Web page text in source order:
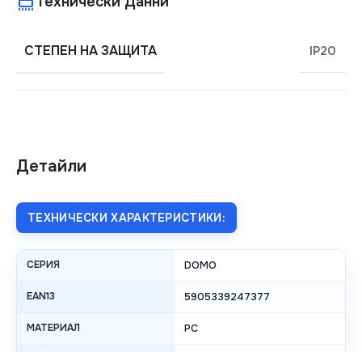
Детайли
ТЕХНИЧЕСКИ ХАРАКТЕРИСТИКИ:
СЕРИЯ DOMO
EAN13 5905339247377
МАТЕРИАЛ PC
СТЕПЕН НА ЗАЩИТА IP20